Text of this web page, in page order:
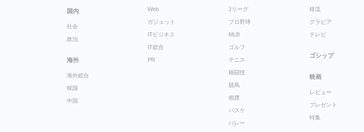
国内
社会
政治
海外
海外総合
韓国
中国
Web
ガジェット
ITビジネス
IT総合
PR
Jリーグ
プロ野球
MLB
ゴルフ
テニス
格闘技
競馬
相撲
バスケ
バレー
韓流
グラビア
テレビ
ゴシップ
映画
レビュー
プレゼント
特集